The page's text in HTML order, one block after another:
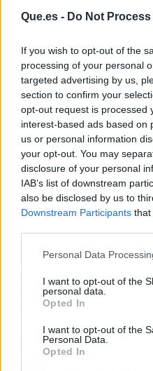
Que.es - Do Not
If you wish to opt-out of the
processing of your personal
targeted advertising by us,
section to confirm your
opt-out request is processed
interest-based ads based on
us or personal information
your opt-out. You may
disclosure of your personal
IAB’s list of downstream
also be disclosed by us to
Downstream Participants that
Personal Data
I want to opt-out of the
personal data.
Opted In
I want to opt-out of the
Personal Data.
Opted In
traducciones oficiales
Authority of
(NAATI).
En Irlanda, también
jurados. Estos
cinco años de
exámenes que les
(Irish Translators &
Como ves, las
diferentes en cada
cuentas con un
te arriesgas a que no
documentación.
Artículo anterior
¿Qué ver en Nueva York?